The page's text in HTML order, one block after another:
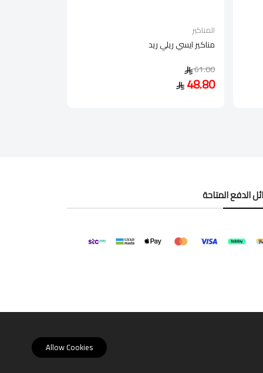
المناكير
مناكير ايسي ريلي ريد
61.00
48.80
الدفع المتاحة
Allow Cookies